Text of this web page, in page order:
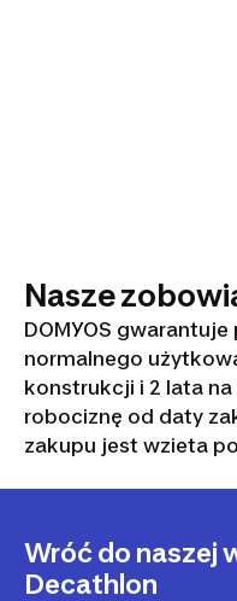
Nasze
DOMYOS
normalnego
konstrukcji i 2 lata na
robociznę od daty
zakupu jest wzieta
Wróć do naszej
Decathlon